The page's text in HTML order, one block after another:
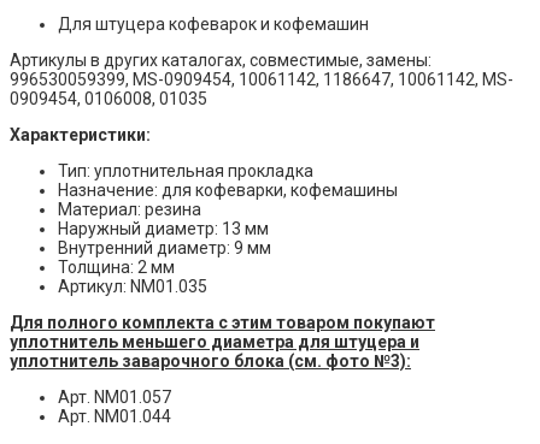
Для штуцера кофеварок и кофемашин
Артикулы в других каталогах, совместимые, замены:
996530059399, MS-0909454, 10061142, 1186647, 10061142, MS-
0909454, 0106008, 01035
Характеристики:
Тип: уплотнительная прокладка
Назначение: для кофеварки, кофемашины
Материал: резина
Наружный диаметр: 13 мм
Внутренний диаметр: 9 мм
Толщина: 2 мм
Артикул: NM01.035
Для полного комплекта с этим товаром покупают
уплотнитель меньшего диаметра для штуцера и
уплотнитель заварочного блока (см. фото №3):
Арт. NM01.057
Арт. NM01.044